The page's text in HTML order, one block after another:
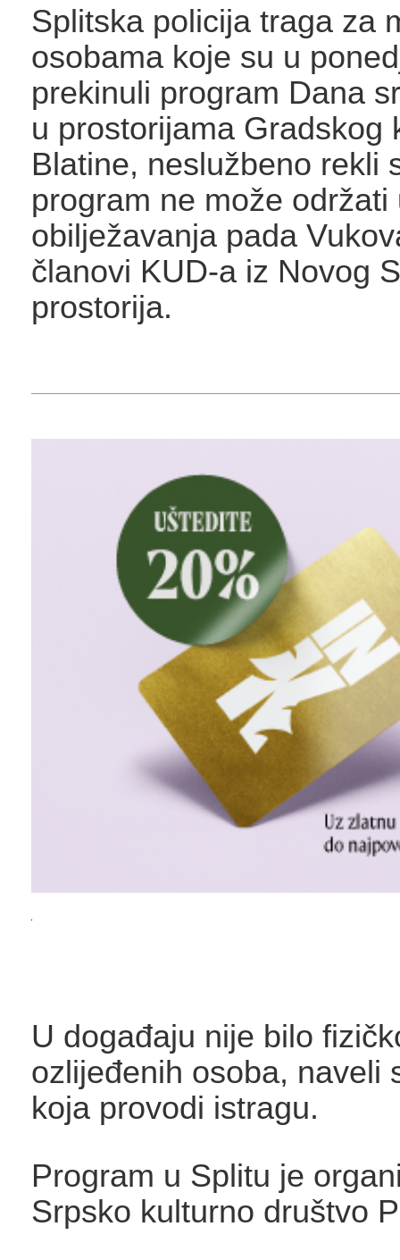
Splitska policija traga za
osobama koje su u
prekinuli program Dana
u prostorijama Gradskog
Blatine, neslužbeno rekli
program ne može održati
obilježavanja pada
članovi KUD-a iz Novog
prostorija.
U događaju nije bilo
ozlijeđenih osoba, naveli
koja provodi istragu.
Program u Splitu je
Srpsko kulturno društvo